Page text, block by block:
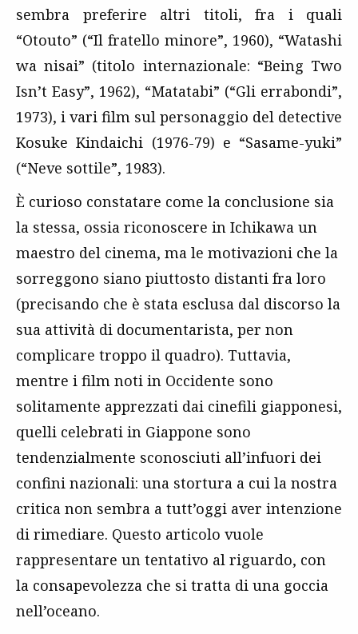
sembra preferire altri titoli, fra i quali
“Otouto” (“Il fratello minore”, 1960), “Watashi
wa nisai” (titolo internazionale: “Being Two
Isn’t Easy”, 1962), “Matatabi” (“Gli errabondi”,
1973), i vari film sul personaggio del detective
Kosuke Kindaichi (1976-79) e “Sasame-yuki”
(“Neve sottile”, 1983).
È curioso constatare come la conclusione sia
la stessa, ossia riconoscere in Ichikawa un
maestro del cinema, ma le motivazioni che la
sorreggono siano piuttosto distanti fra loro
(precisando che è stata esclusa dal discorso la
sua attività di documentarista, per non
complicare troppo il quadro). Tuttavia,
mentre i film noti in Occidente sono
solitamente apprezzati dai cinefili giapponesi,
quelli celebrati in Giappone sono
tendenzialmente sconosciuti all’infuori dei
confini nazionali: una stortura a cui la nostra
critica non sembra a tutt’oggi aver intenzione
di rimediare. Questo articolo vuole
rappresentare un tentativo al riguardo, con
la consapevolezza che si tratta di una goccia
nell’oceano.